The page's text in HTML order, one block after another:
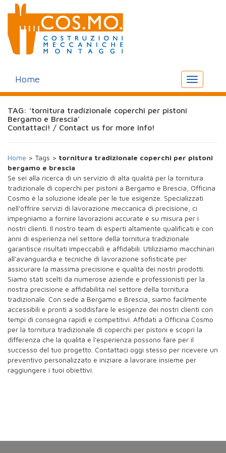
Toggle
navigation
Home
TAG: 'tornitura tradizionale coperchi per pistoni
Bergamo e Brescia'
Contattaci! / Contact us for more Info!
Home > Tags > tornitura tradizionale coperchi per pistoni
bergamo e brescia
Se sei alla ricerca di un servizio di alta qualità per la tornitura
tradizionale di coperchi per pistoni a Bergamo e Brescia, Officina
Cosmo è la soluzione ideale per le tue esigenze. Specializzati
nell'offrire servizi di lavorazione meccanica di precisione, ci
impegniamo a fornire lavorazioni accurate e su misura per i
nostri clienti. Il nostro team di esperti altamente qualificati e con
anni di esperienza nel settore della tornitura tradizionale
garantisce risultati impeccabili e affidabili. Utilizziamo macchinari
all'avanguardia e tecniche di lavorazione sofisticate per
assicurare la massima precisione e qualità dei nostri prodotti.
Siamo stati scelti da numerose aziende e professionisti per la
nostra precisione e affidabilità nel settore della tornitura
tradizionale. Con sede a Bergamo e Brescia, siamo facilmente
accessibili e pronti a soddisfare le esigenze dei nostri clienti con
tempi di consegna rapidi e competitivi. Affidati a Officina Cosmo
per la tornitura tradizionale di coperchi per pistoni e scopri la
differenza che la qualità e l'esperienza possono fare per il
successo del tuo progetto. Contattaci oggi stesso per ricevere un
preventivo personalizzato e iniziare a lavorare insieme per
raggiungere i tuoi obiettivi.